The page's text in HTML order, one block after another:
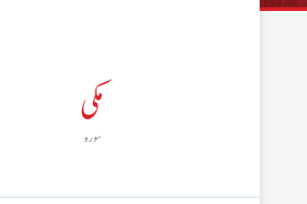
مکی
سورہ